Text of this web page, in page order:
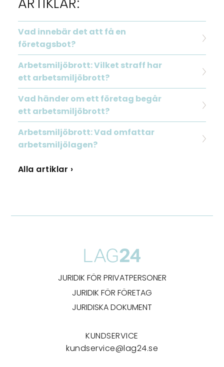
Vad innebär det att få en
företagsbot?
Arbetsmiljöbrott: Vilket straff har
ett arbetsmiljöbrott?
Vad händer om ett företag begår
ett arbetsmiljöbrott?
Arbetsmiljöbrott: Vad omfattar
arbetsmiljölagen?
Alla artiklar ›
JURIDIK FÖR PRIVATPERSONER
JURIDIK FÖR FÖRETAG
JURIDISKA DOKUMENT
KUNDSERVICE
kundservice@lag24.se